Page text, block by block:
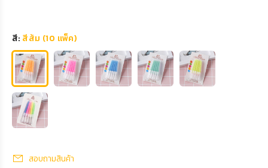
สี: สีส้ม (10 แพ็ค)
สอบถามสินค้า